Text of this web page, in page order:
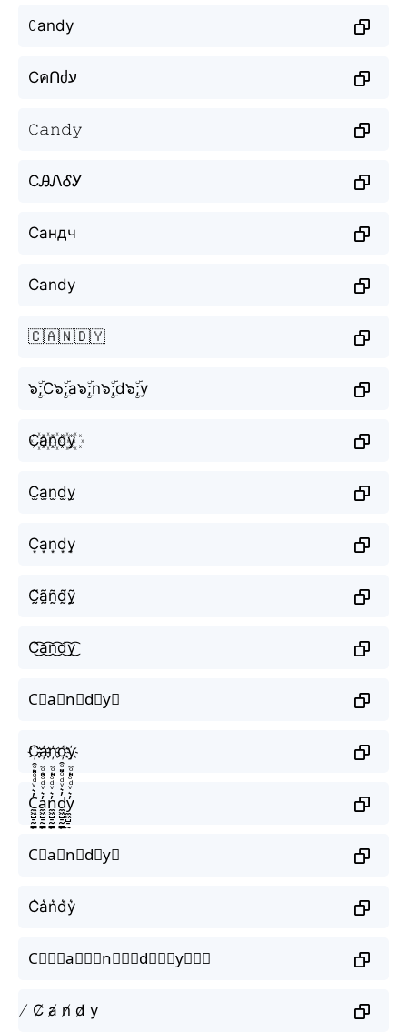
ꉔandy
CคՈძע
𝙲𝚊𝚗𝚍𝚢
CᎯᏁᎴᎩ
Сандч
Candy
🇨🇦🇳🇩🇾
๖ۣۜ;C๖ۣۜ;a๖ۣۜ;n๖ۣۜ;d๖ۣۜ;y
C꙰a꙰n꙰d꙰y꙰
C̫a̫n̫d̫y̫
C͙a͙n͙d͙y͙
C̰̃ã̰ñ̰d̰̃ỹ̰
C͜͡a͜͡n͜͡d͜͡y͜͡
C⃟a⃟n⃟d⃟y⃟
C҉a҉n҉d҉y҉
C̼͖̺̠̰͇̙̓͛ͮͩͦ̎ͦ̑ͅa̼͖̺̠̰͇̙̓͛ͮͩͦ̎ͦ̑ͅn̼͖̺̠̰͇̙̓͛ͮͩͦ̎ͦ̑ͅd̼͖̺̠̰͇̙̓͛ͮͩͦ̎ͦ̑ͅy̼͖̺̠̰͇̙̓͛ͮͩͦ̎ͦ̑ͅ
C⃗a⃗n⃗d⃗y⃗
C͛a͛n͛d͛y͛
C⃒⃒⃒a⃒⃒⃒n⃒⃒⃒d⃒⃒⃒y⃒⃒⃒
̸ C̸ a̸ n̸ d̸ y